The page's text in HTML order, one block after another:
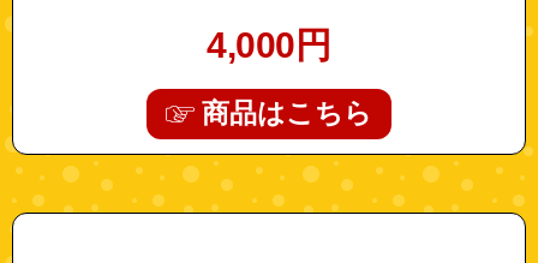
4,000 円
商品はこちら
"remotecontrol-r2z1"